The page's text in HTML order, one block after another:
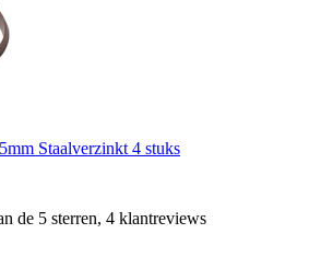
Staalverzinkt 4 stuks
de 5 sterren, 4 klantreviews